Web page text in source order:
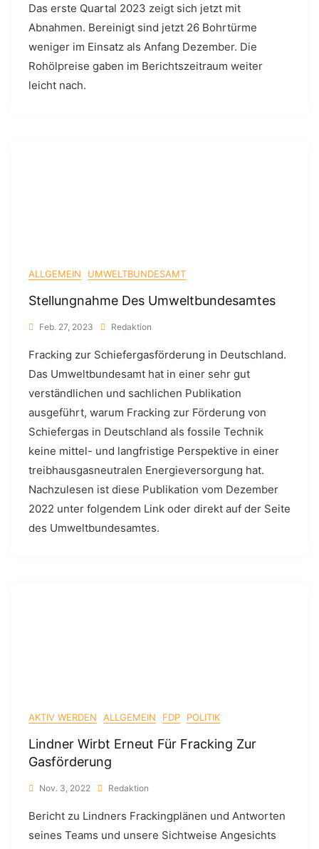
Das erste Quartal 2023 zeigt sich jetzt mit
Abnahmen. Bereinigt sind jetzt 26 Bohrtürme
weniger im Einsatz als Anfang Dezember. Die
Rohölpreise gaben im Berichtszeitraum weiter
leicht nach.
ALLGEMEIN UMWELTBUNDESAMT
Stellungnahme Des Umweltbundesamtes
Feb. 27, 2023 Redaktion
Fracking zur Schiefergasförderung in Deutschland.
Das Umweltbundesamt hat in einer sehr gut
verständlichen und sachlichen Publikation
ausgeführt, warum Fracking zur Förderung von
Schiefergas in Deutschland als fossile Technik
keine mittel- und langfristige Perspektive in einer
treibhausgasneutralen Energieversorgung hat.
Nachzulesen ist diese Publikation vom Dezember
2022 unter folgendem Link oder direkt auf der Seite
des Umweltbundesamtes.
AKTIV WERDEN ALLGEMEIN FDP POLITIK
Lindner Wirbt Erneut Für Fracking Zur
Gasförderung
Nov. 3, 2022 Redaktion
Bericht zu Lindners Frackingplänen und Antworten
seines Teams und unsere Sichtweise Angesichts